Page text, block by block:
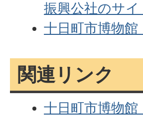
振興公社のサイ
十日町市博物
関連リンク
十日町市博物